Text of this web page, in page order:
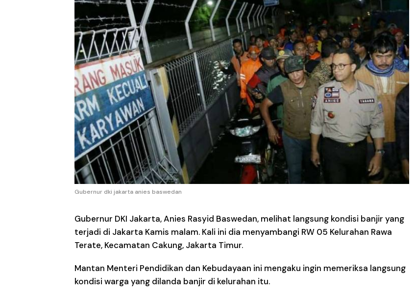
Gubernur dki jakarta anies baswedan
Gubernur DKI Jakarta, Anies Rasyid Baswedan, melihat langsung kondisi banjir yang
terjadi di Jakarta Kamis malam. Kali ini dia menyambangi RW 05 Kelurahan Rawa
Terate, Kecamatan Cakung, Jakarta Timur.
Mantan Menteri Pendidikan dan Kebudayaan ini mengaku ingin memeriksa langsung
kondisi warga yang dilanda banjir di kelurahan itu.